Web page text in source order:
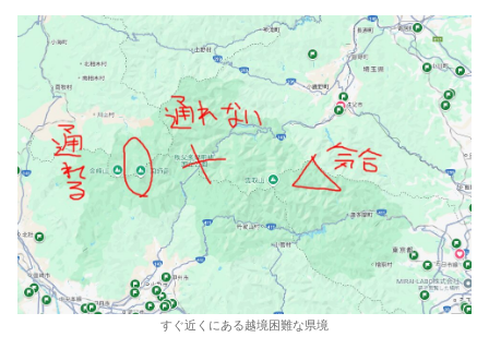
すぐ近くにある越境困難な県境